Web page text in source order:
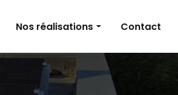
Nos réalisations
Panneaux photovoltaïques
Électricité
Contact